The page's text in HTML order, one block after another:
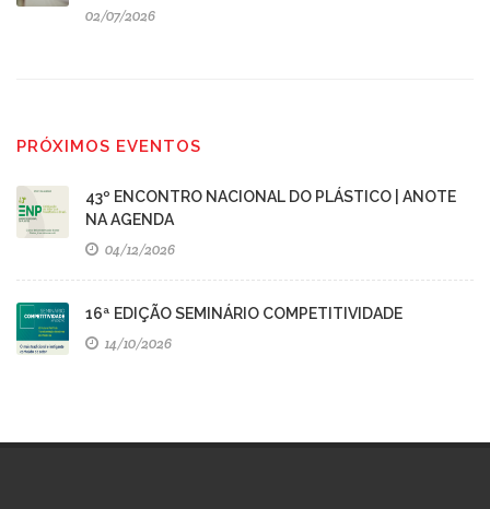
02/07/2026
PRÓXIMOS EVENTOS
43º ENCONTRO NACIONAL DO PLÁSTICO | ANOTE
NA AGENDA
04/12/2026
16ª EDIÇÃO SEMINÁRIO COMPETITIVIDADE
14/10/2026